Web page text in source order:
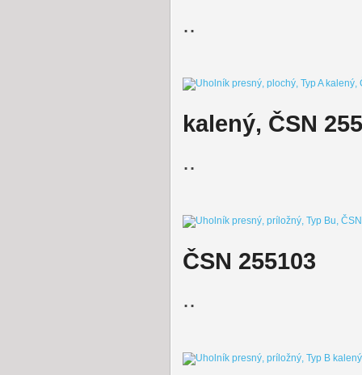
..
kalený, ČSN
..
ČSN 255103
..